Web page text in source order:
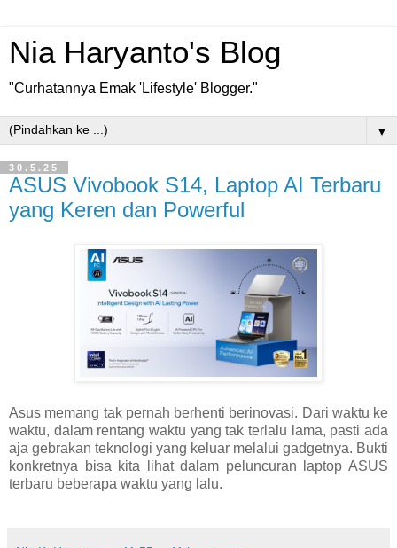
Nia Haryanto's Blog
"Curhatannya Emak 'Lifestyle' Blogger."
▼
30.5.25
ASUS Vivobook S14, Laptop AI Terbaru
yang Keren dan Powerful
Asus memang tak pernah berhenti berinovasi. Dari waktu ke
waktu, dalam rentang waktu yang tak terlalu lama, pasti ada
aja gebrakan teknologi yang keluar melalui gadgetnya. Bukti
konkretnya bisa kita lihat dalam peluncuran laptop ASUS
terbaru beberapa waktu yang lalu.